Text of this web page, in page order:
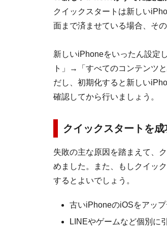
クイックスタートは新しい
面まで済ませている場合、そ
新しいiPhoneをいったん設定
ト」→「すべてのコンテンツ
だし、初期化すると新しい
確認してから行いましょう。
クイックスタートを
失敗の主な原因を踏まえて、
めました。また、もしクイッ
するとよいでしょう。
古いiPhoneのiOSをアップ
LINEやゲームなど個別に